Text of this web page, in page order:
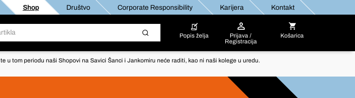
Shop Društvo Corporate Responsibility Karijera Kontakt
Popis želja
Prijava /
Registracija
Košarica
te u tom periodu naši Shopovi na Savici Šanci i Jankomiru neće raditi, kao ni naši kolege u uredu.